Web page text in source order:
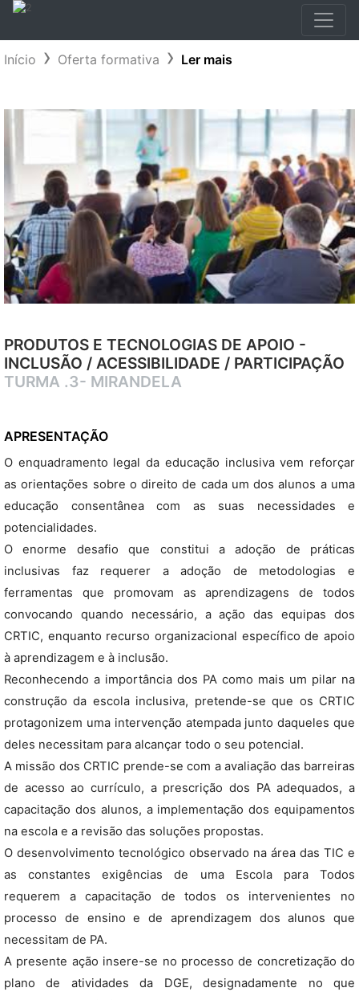
Início Oferta formativa Ler mais
PRODUTOS E TECNOLOGIAS DE APOIO -
INCLUSÃO / ACESSIBILIDADE / PARTICIPAÇÃO
TURMA .3- MIRANDELA
APRESENTAÇÃO
O enquadramento legal da educação inclusiva vem reforçar
as orientações sobre o direito de cada um dos alunos a uma
educação consentânea com as suas necessidades e
potencialidades.
O enorme desafio que constitui a adoção de práticas
inclusivas faz requerer a adoção de metodologias e
ferramentas que promovam as aprendizagens de todos
convocando quando necessário, a ação das equipas dos
CRTIC, enquanto recurso organizacional específico de apoio
à aprendizagem e à inclusão.
Reconhecendo a importância dos PA como mais um pilar na
construção da escola inclusiva, pretende-se que os CRTIC
protagonizem uma intervenção atempada junto daqueles que
deles necessitam para alcançar todo o seu potencial.
A missão dos CRTIC prende-se com a avaliação das barreiras
de acesso ao currículo, a prescrição dos PA adequados, a
capacitação dos alunos, a implementação dos equipamentos
na escola e a revisão das soluções propostas.
O desenvolvimento tecnológico observado na área das TIC e
as constantes exigências de uma Escola para Todos
requerem a capacitação de todos os intervenientes no
processo de ensino e de aprendizagem dos alunos que
necessitam de PA.
A presente ação insere-se no processo de concretização do
plano de atividades da DGE, designadamente no que